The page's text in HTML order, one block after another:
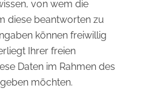
von wem die
diese beantworten zu
können freiwillig
Ihrer freien
Daten im Rahmen des
möchten.